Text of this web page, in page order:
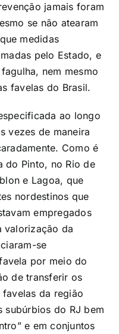
jamais foram
se não atearam
medidas
pelo Estado, e
nem mesmo
favelas do Brasil.
ao longo
vezes de maneira
Como é
do Pinto, no Rio de
e Lagoa, que
nordestinos que
empregados
valorização da
se
por meio do
de transferir os
da região
subúrbios do RJ bem
e em conjuntos